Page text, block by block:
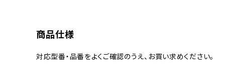
商品仕様
対応型番・品番をよくご確認のうえ、お買い求めください。